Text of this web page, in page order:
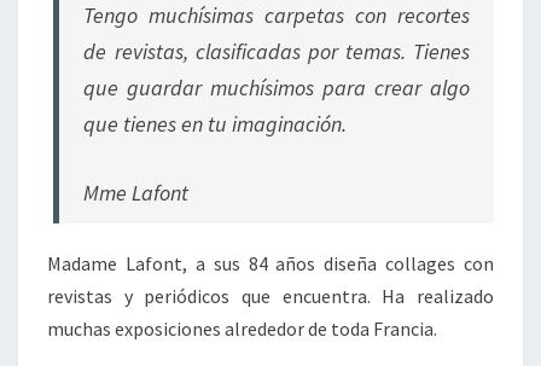
E
C
O
M
F
O
N
Tengo muchísimas carpetas con recortes
de revistas, clasificadas por temas. Tienes
que guardar muchísimos para crear algo
que tienes en tu imaginación.
Mme Lafont
Madame Lafont, a sus 84 años diseña collages con
revistas y periódicos que encuentra. Ha realizado
muchas exposiciones alrededor de toda Francia.